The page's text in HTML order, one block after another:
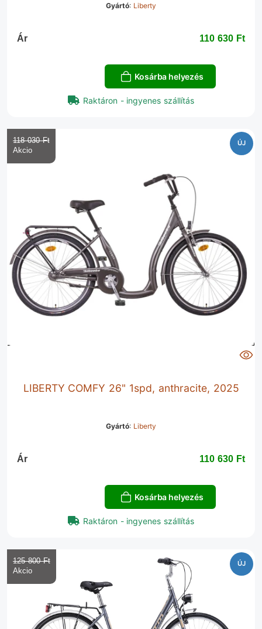
Gyártó: Liberty
Ár 110 630 Ft‎
Kosárba helyezés
Raktáron - ingyenes szállítás
ÚJ
LIBERTY COMFY 26" 1spd, anthracite, 2025
Gyártó: Liberty
118 030 Ft‎
Ár 110 630 Ft‎
Kosárba helyezés
Raktáron - ingyenes szállítás
ÚJ
125 800 Ft‎